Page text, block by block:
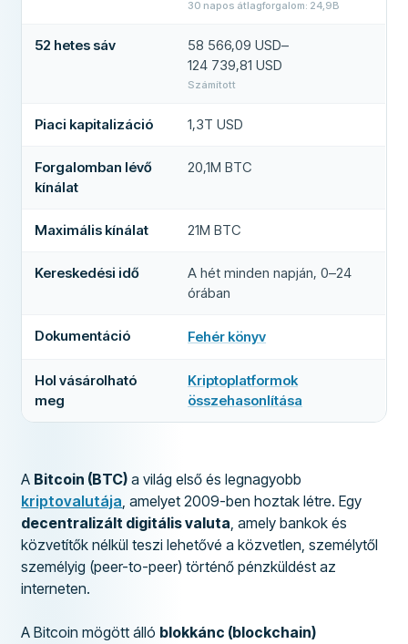
30 napos átlagforgalom: 24,9B
52 hetes sáv
58 566,09 USD–
124 739,81 USD
Számított
Piaci kapitalizáció 1,3T USD
Forgalomban lévő
kínálat
20,1M BTC
Maximális kínálat 21M BTC
Kereskedési idő
A hét minden napján, 0–24
órában
Dokumentáció Fehér könyv
(új lapon nyílik meg
Hol vásárolható
meg
Kriptoplatformok
összehasonlítása
A Bitcoin (BTC) a világ első és legnagyobb
kriptovalutája, amelyet 2009-ben hoztak létre. Egy
decentralizált digitális valuta, amely bankok és
közvetítők nélkül teszi lehetővé a közvetlen, személytől
személyig (peer-to-peer) történő pénzküldést az
interneten.
A Bitcoin mögött álló blokkánc (blockchain)